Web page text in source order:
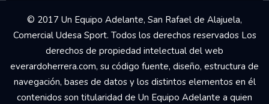
© 2017 Un Equipo Adelante, San Rafael de Alajuela,
Comercial Udesa Sport. Todos los derechos reservados Los
derechos de propiedad intelectual del web
everardoherrera.com, su código fuente, diseño, estructura de
navegación, bases de datos y los distintos elementos en él
contenidos son titularidad de Un Equipo Adelante a quien